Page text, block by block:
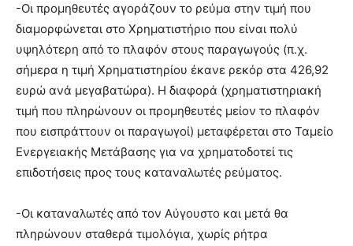
-Οι προμηθευτές αγοράζουν το ρεύμα στην τιμή που
διαμορφώνεται στο Χρηματιστήριο που είναι πολύ
υψηλότερη από το πλαφόν στους παραγωγούς (π.χ.
σήμερα η τιμή Χρηματιστηρίου έκανε ρεκόρ στα 426,92
ευρώ ανά μεγαβατώρα). Η διαφορά (χρηματιστηριακή
τιμή που πληρώνουν οι προμηθευτές μείον το πλαφόν
που εισπράττουν οι παραγωγοί) μεταφέρεται στο Ταμείο
Ενεργειακής Μετάβασης για να χρηματοδοτεί τις
επιδοτήσεις προς τους καταναλωτές ρεύματος.
-Οι καταναλωτές από τον Αύγουστο και μετά θα
πληρώνουν σταθερά τιμολόγια, χωρίς ρήτρα